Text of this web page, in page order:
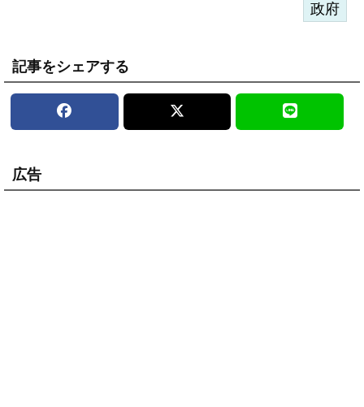
政府
記事をシェアする
広告